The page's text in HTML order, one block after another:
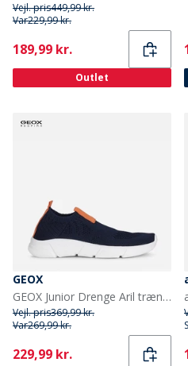
Vejl. pris449,99 kr.
Var229,99 kr.
Current
189,99 kr.
Outlet
GEOX
GEOX Junior Drenge Aril træningssko Navy/Orange
Vejl. pris369,99 kr.
Var269,99 kr.
Current
229,99 kr.